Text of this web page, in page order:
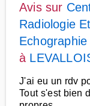
Avis sur
Radiologie
à
J'ai eu un rdv
Tout s'est bien